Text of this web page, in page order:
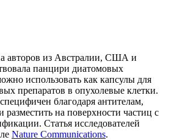
авторов из Австралии, США и
панцири диатомовых
использовать как капсулы для
препаратов в опухолевые клетки.
благодаря антителам,
разместить на поверхности частиц с
Статья исследователей
Nature Communications.